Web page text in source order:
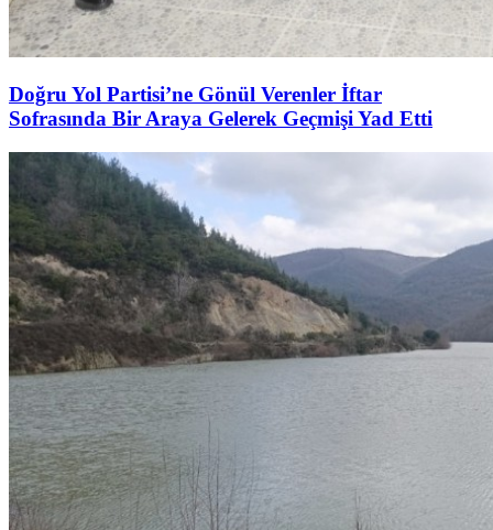
Doğru Yol Partisi’ne Gönül Verenler İftar
Sofrasında Bir Araya Gelerek Geçmişi Yad Etti